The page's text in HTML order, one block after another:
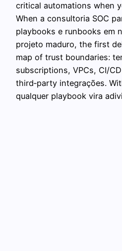
critical automations when
When a consultoria SOC
playbooks e runbooks em
projeto maduro, the first
map of trust boundaries:
subscriptions, VPCs, CI/
third‑party integrações.
qualquer playbook vira